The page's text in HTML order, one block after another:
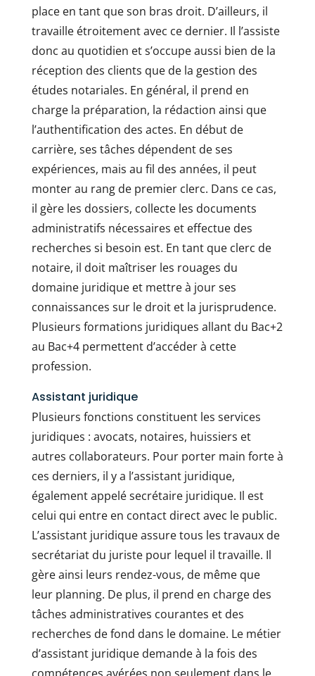
place en tant que son bras droit. D’ailleurs, il
travaille étroitement avec ce dernier. Il l’assiste
donc au quotidien et s’occupe aussi bien de la
réception des clients que de la gestion des
études notariales. En général, il prend en
charge la préparation, la rédaction ainsi que
l’authentification des actes. En début de
carrière, ses tâches dépendent de ses
expériences, mais au fil des années, il peut
monter au rang de premier clerc. Dans ce cas,
il gère les dossiers, collecte les documents
administratifs nécessaires et effectue des
recherches si besoin est. En tant que clerc de
notaire, il doit maîtriser les rouages du
domaine juridique et mettre à jour ses
connaissances sur le droit et la jurisprudence.
Plusieurs formations juridiques allant du Bac+2
au Bac+4 permettent d’accéder à cette
profession.
Assistant juridique
Plusieurs fonctions constituent les services
juridiques : avocats, notaires, huissiers et
autres collaborateurs. Pour porter main forte à
ces derniers, il y a l’assistant juridique,
également appelé secrétaire juridique. Il est
celui qui entre en contact direct avec le public.
L’assistant juridique assure tous les travaux de
secrétariat du juriste pour lequel il travaille. Il
gère ainsi leurs rendez-vous, de même que
leur planning. De plus, il prend en charge des
tâches administratives courantes et des
recherches de fond dans le domaine. Le métier
d’assistant juridique demande à la fois des